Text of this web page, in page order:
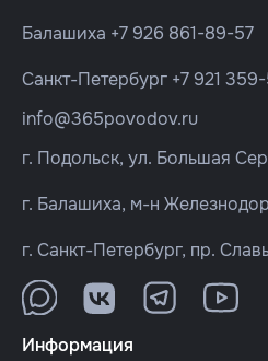
Балашиха +7 926 861-89-57
Санкт-Петербург +7 921
info@365povodov.ru
г. Подольск, ул. Большая
г. Балашиха, м-н
г. Санкт-Петербург, пр.
Информация